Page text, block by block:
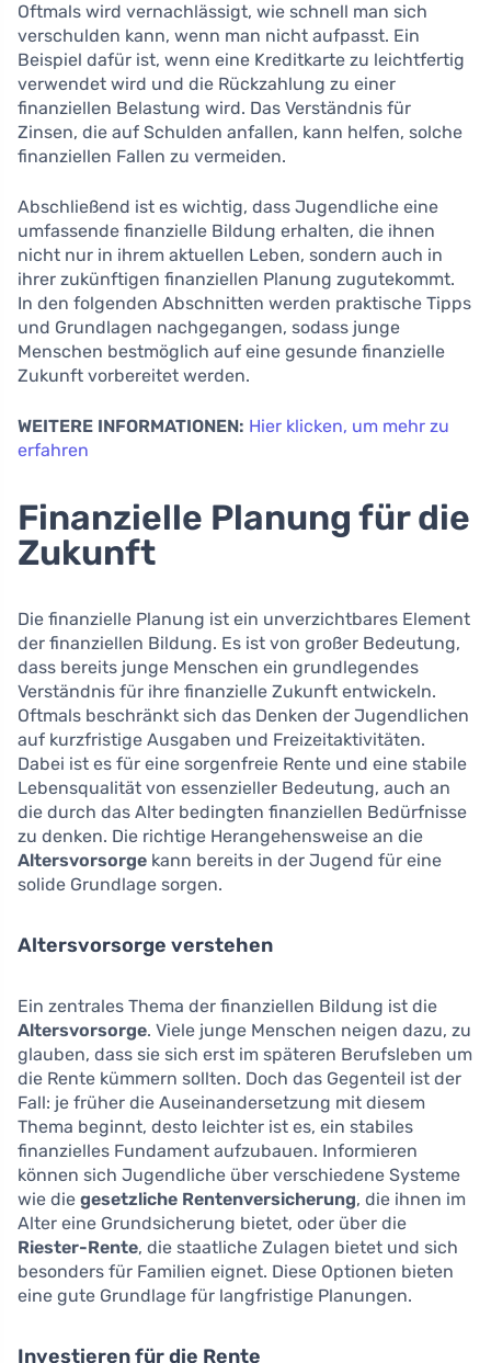
Oftmals wird vernachlässigt, wie schnell man sich
verschulden kann, wenn man nicht aufpasst. Ein
Beispiel dafür ist, wenn eine Kreditkarte zu leichtfertig
verwendet wird und die Rückzahlung zu einer
finanziellen Belastung wird. Das Verständnis für
Zinsen, die auf Schulden anfallen, kann helfen, solche
finanziellen Fallen zu vermeiden.
Abschließend ist es wichtig, dass Jugendliche eine
umfassende finanzielle Bildung erhalten, die ihnen
nicht nur in ihrem aktuellen Leben, sondern auch in
ihrer zukünftigen finanziellen Planung zugutekommt.
In den folgenden Abschnitten werden praktische Tipps
und Grundlagen nachgegangen, sodass junge
Menschen bestmöglich auf eine gesunde finanzielle
Zukunft vorbereitet werden.
WEITERE INFORMATIONEN: Hier klicken, um mehr zu
erfahren
Finanzielle Planung für die
Zukunft
Die finanzielle Planung ist ein unverzichtbares Element
der finanziellen Bildung. Es ist von großer Bedeutung,
dass bereits junge Menschen ein grundlegendes
Verständnis für ihre finanzielle Zukunft entwickeln.
Oftmals beschränkt sich das Denken der Jugendlichen
auf kurzfristige Ausgaben und Freizeitaktivitäten.
Dabei ist es für eine sorgenfreie Rente und eine stabile
Lebensqualität von essenzieller Bedeutung, auch an
die durch das Alter bedingten finanziellen Bedürfnisse
zu denken. Die richtige Herangehensweise an die
Altersvorsorge kann bereits in der Jugend für eine
solide Grundlage sorgen.
Altersvorsorge verstehen
Ein zentrales Thema der finanziellen Bildung ist die
Altersvorsorge. Viele junge Menschen neigen dazu, zu
glauben, dass sie sich erst im späteren Berufsleben um
die Rente kümmern sollten. Doch das Gegenteil ist der
Fall: je früher die Auseinandersetzung mit diesem
Thema beginnt, desto leichter ist es, ein stabiles
finanzielles Fundament aufzubauen. Informieren
können sich Jugendliche über verschiedene Systeme
wie die gesetzliche Rentenversicherung, die ihnen im
Alter eine Grundsicherung bietet, oder über die
Riester-Rente, die staatliche Zulagen bietet und sich
besonders für Familien eignet. Diese Optionen bieten
eine gute Grundlage für langfristige Planungen.
Investieren für die Rente